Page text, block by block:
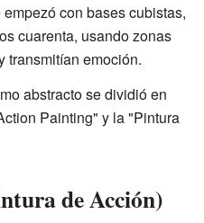
con bases cubistas,
cuarenta, usando zonas
transmitían emoción.
abstracto se dividió en
Painting" y la "Pintura
de Acción)